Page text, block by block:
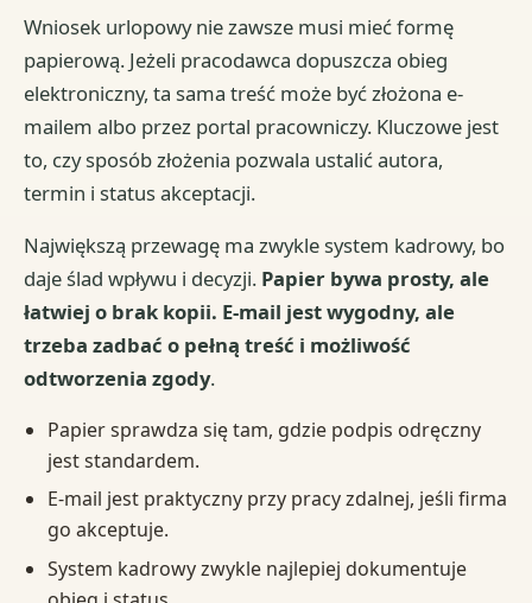
Wniosek urlopowy nie zawsze musi mieć formę
papierową. Jeżeli pracodawca dopuszcza obieg
elektroniczny, ta sama treść może być złożona e-
mailem albo przez portal pracowniczy. Kluczowe jest
to, czy sposób złożenia pozwala ustalić autora,
termin i status akceptacji.
Największą przewagę ma zwykle system kadrowy, bo
daje ślad wpływu i decyzji. Papier bywa prosty, ale
łatwiej o brak kopii. E-mail jest wygodny, ale
trzeba zadbać o pełną treść i możliwość
odtworzenia zgody.
Papier sprawdza się tam, gdzie podpis odręczny
jest standardem.
E-mail jest praktyczny przy pracy zdalnej, jeśli firma
go akceptuje.
System kadrowy zwykle najlepiej dokumentuje